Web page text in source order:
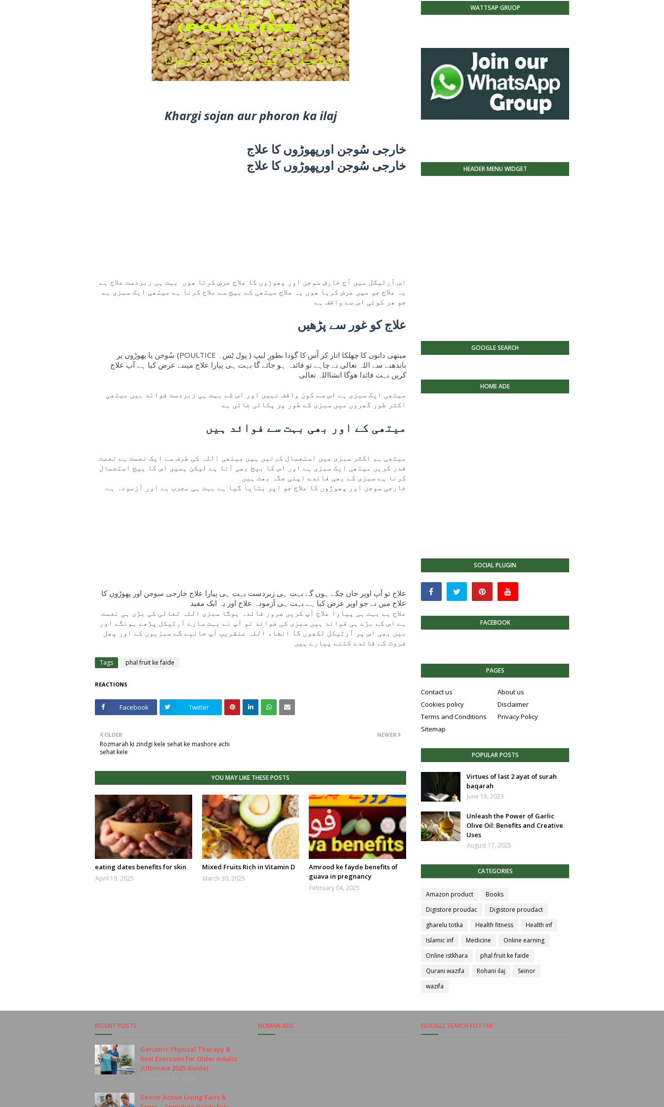
Khargi sojan aur phoron ka ilaj
خارجی سُوجن اورپھوڑوں کا علاج
خارجی سُوجن اورپھوڑوں کا علاج
اس آرٹیکل میں آج خارش سوجن اور پھوڑوں کا علاج عرض کرتا ھوں بہت ہی زبردست علاج ہے
یہ علاج جو میں عرض کرہا ھوں یہ علاج میتھی کے بیج سے علاج کرنا ہے میتھی ایک سبزی ہے
جو ھر کوئی اس سے واقف ہے
علاج کو غور سے پڑھیں
میتھی دانوں کا چھلکا اتار کر اُس کا گودا بطورِ لیپ ( پول ٹِس۔ POULTICE) سُوجن یا پھوڑوں پر
باندھنے سے اللہ تعالی نے چاہے تو فائدہ ہو جائے گا بہت ہی پیارا علاج میںنے عرض کیا ہے آپ علاج
کریں بہت فائدا ھوگا انشااللہ تعالی
میتھی ایک سبزی ہے اس سے کون واقف نہیں اور اس کے بہت ہی زبردست فوائد ہیں میتھی
اکثر طور گھروں میں سبزی کے طور پر پکائی جاتی ہے
میتھی کے اور بھی بہت سے فوائد ہیں
میتھی ہم اکثر سبزی میں استعمال کرتیں ہیں میتھی اللہ کی طرف سے ایک نعمت ہے نعمت
قدر کریں میتھی ایک سبزی ہے اور اس کا بیج بھی آتا ہے لیکن ہمیں اس کا بیج استعمال
کرنا ہے سبزی کے بھی فائدے اپنی جگہ بھت ہیں
خارجی سوجن اور پھوڑوں کا علاج جو اپر بتایا گیا ہے بہت ہی مجرب ہے اور آزمودہ ہے
علاج تو آپ اوپر جان چکے ہوں گے بہت ہی زبردست بہت ہی پیارا علاج خارجی سوجن اور پھوڑوں کا
علاج میں نے جو اوپر عرض کیا ہے بہت ہی آزمودہ علاج اور یہ ایک مفید
علاج ہے بہت ہی پیارا علاج آپ کریں ضرور فائدہ ہوگا سبزی اللہ تعالی کی بڑی ہی نعمت
ہے اس کے بڑے ہی فوائد ہیں سبزی کی فوائد تو آپ نے بہت سارے آرٹیکل پڑھے ہونگے اور
میں بھی اس پر آرٹیکل لکھوں گا انشاء اللہ عنقریب آپ جانیے گے سبزیوں کے اور پھل
فروٹ کے فائدے کتنے پیارے ہیں
Tags phal fruit ke faide
REACTIONS
Facebook Twitter
NEWER
OLDER
Rozmarah ki zindgi kele sehat ke mashore achi
sehat kele
YOU MAY LIKE THESE POSTS
eating dates benefits for skin
April 19, 2025
Mixed Fruits Rich in Vitamin D
March 30, 2025
Amrood ke fayde benefits of
guava in pregnancy
February 04, 2025
WATTSAP GRUOP
HEADER MENU WIDGET
GOOGLE SEARCH
HOME ADE
SOCIAL PLUGIN
FACEBOOK
PAGES
Contact us
About us
Cookies policy
Disclaimer
Terms and Conditions
Privacy Policy
Sitemap
POPULAR POSTS
Virtues of last 2 ayat of surah
baqarah
June 18, 2023
Unleash the Power of Garlic
Olive Oil: Benefits and Creative
Uses
August 17, 2025
CATEGORIES
Amazon product
Books
Digistore proudac
Digistore proudact
gharelu totka
Health fitness
Health inf
Islamic inf
Medicine
Online earning
Online istkhara
phal fruit ke faide
Qurani wazifa
Rohani ilaj
Seinor
wazifa
RECENT POSTS
Geriatric Physical Therapy &
Best Exercises for Older Adults
(Ultimate 2025 Guide)
Senior Active Living Fairs &
NOMAN ADS GOOGLE SEARCH FOTTAR